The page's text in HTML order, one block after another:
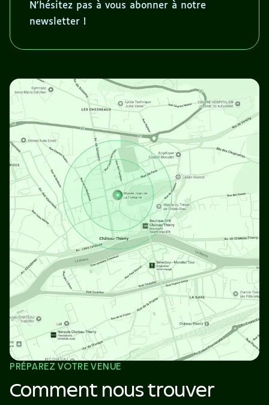
N'hésitez pas à vous abonner à notre
newsletter !
PRÉPAREZ VOTRE VENUE
Comment nous trouver